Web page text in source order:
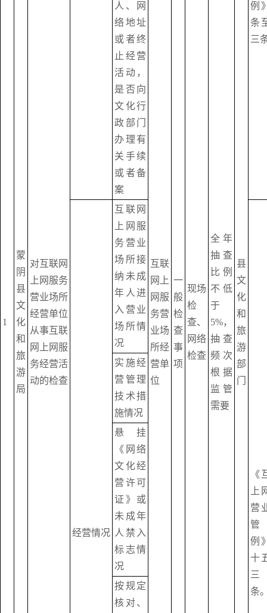
1
蒙
阴
县
文
化
和
旅
游
局
对互联网
上网服务
营业场所
经营单位
从事互联
网上网服
务经营活
动的检查
人、网
络地址
或者终
止经营
活动，
是否向
文化行
政部门
办理有
关手续
或者备
案
互联
网上
网服
务营
业场
所经
营单
位
一
般
检
查
事
项
现场
检
查、
网络
检查
全年
抽查
比例
不低
于
5%，
抽查
频次
根据
监管
需要
县
文
化
和
旅
游
部
门
例
条
三
经营情况
互联网
上网服
务营业
场所接
纳未成
年人进
入营业
场所情
况
《
上
营
管
例
十
三
条
实施经
营管理
技术措
施情况
悬挂
《网络
文化经
营许可
证》或
未成年
人禁入
标志情
况
按规定
核对、